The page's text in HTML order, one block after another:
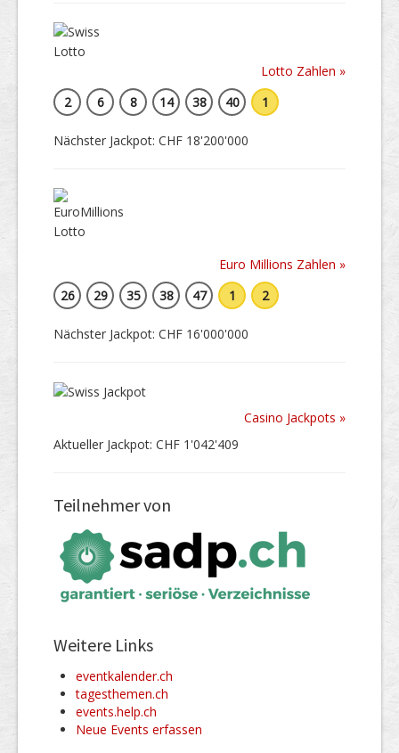
Lotto Zahlen »
2
6 8 14 38 40 1
Nächster Jackpot: CHF 18'200'000
Euro Millions Zahlen »
26
29 35 38 47 1 2
Nächster Jackpot: CHF 16'000'000
Casino Jackpots »
Aktueller Jackpot: CHF 1'042'409
Teilnehmer von
Weitere Links
eventkalender.ch
tagesthemen.ch
events.help.ch
Neue Events erfassen